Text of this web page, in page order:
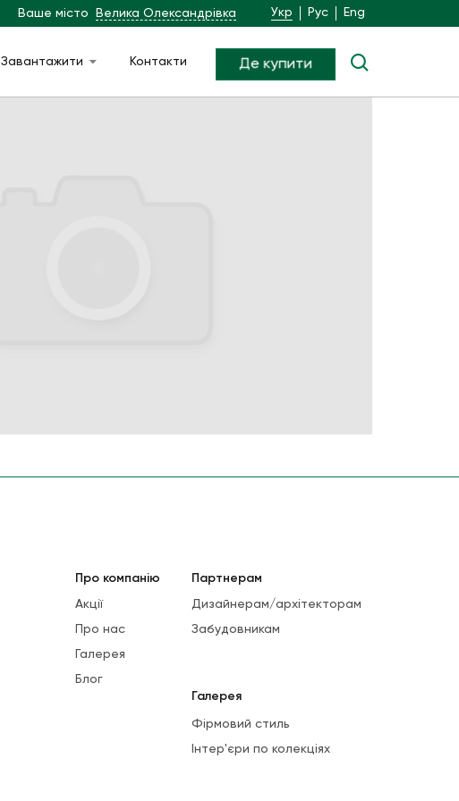
Ваше місто Велика Олександрівка Укр Рус Eng
Завантажити Контакти Де купити
Про компанію
Акції
Про нас
Галерея
Блог
Партнерам
Дизайнерам/архітекторам
Забудовникам
Галерея
Фірмовий стиль
Інтер'єри по колекціях